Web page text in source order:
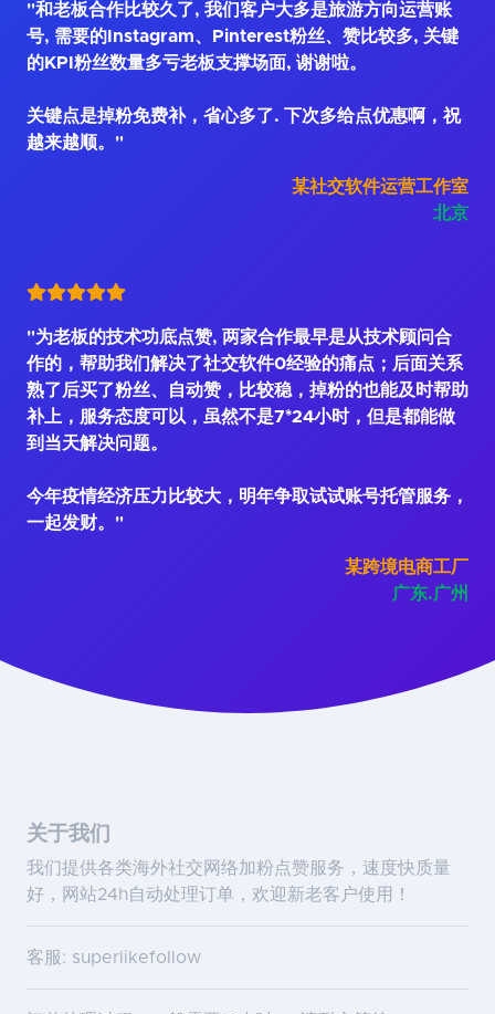
"和老板合作比较久了, 我们客户大多是旅游方向运营账
号, 需要的Instagram、Pinterest粉丝、赞比较多, 关键
的KPI粉丝数量多亏老板支撑场面, 谢谢啦。
关键点是掉粉免费补，省心多了. 下次多给点优惠啊，祝
越来越顺。"
某社交软件运营工作室
北京
"为老板的技术功底点赞, 两家合作最早是从技术顾问合
作的，帮助我们解决了社交软件0经验的痛点；后面关系
熟了后买了粉丝、自动赞，比较稳，掉粉的也能及时帮助
补上，服务态度可以，虽然不是7*24小时，但是都能做
到当天解决问题。
今年疫情经济压力比较大，明年争取试试账号托管服务，
一起发财。"
某跨境电商工厂
广东.广州
关于我们
我们提供各类海外社交网络加粉点赞服务，速度快质量
好，网站24h自动处理订单，欢迎新老客户使用！
客服: superlikefollow